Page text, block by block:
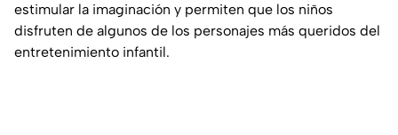
estimular la imaginación y permiten que los niños
disfruten de algunos de los personajes más queridos del
entretenimiento infantil.